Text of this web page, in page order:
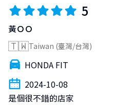
5
黃ＯＯ
🇹🇼Taiwan (臺灣/台灣)
HONDA FIT
2024-10-08
是個很不錯的店家